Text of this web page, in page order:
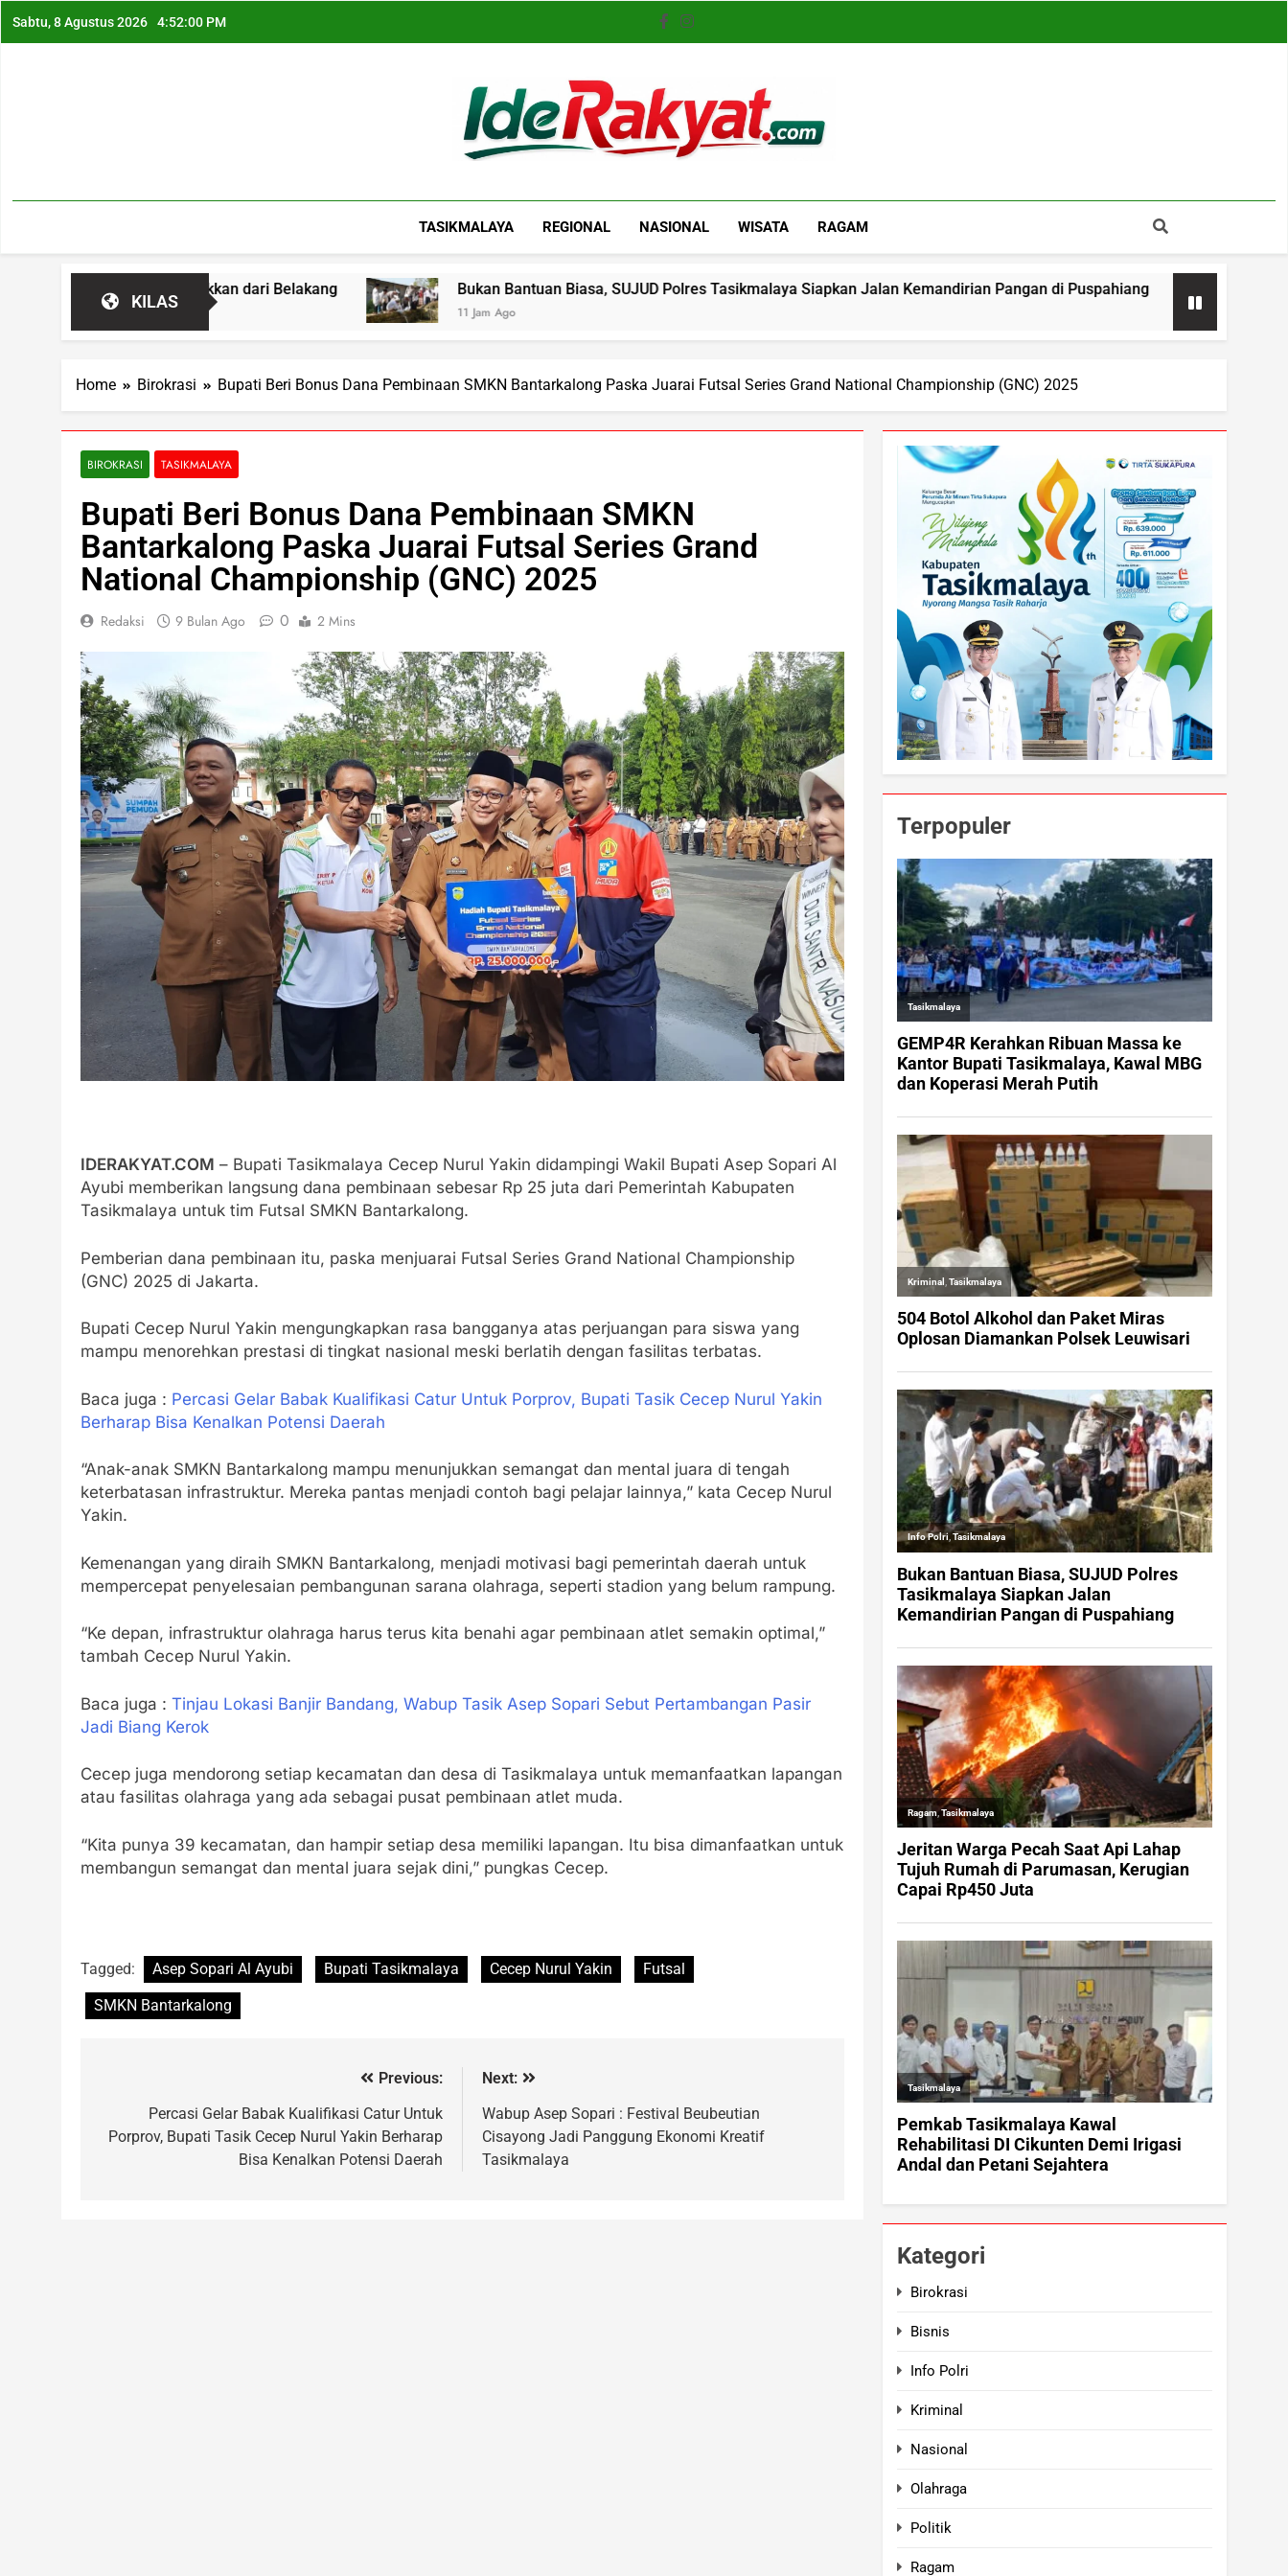
Sabtu, 8 Agustus 2026 4:52:01 PM
Iderakyat.com
TASIKMALAYA REGIONAL NASIONAL WISATA RAGAM
KILAS
Ditabrakkan dari Belakang Bukan Bantuan Biasa, SUJUD Polres Tasikmalaya Siapkan Jalan Kemandirian Pangan di Puspahiang
11 Jam Ago 1 Hari Ago
Home Birokrasi Bupati Beri Bonus Dana Pembinaan SMKN Bantarkalong Paska Juarai Futsal Series Grand National Championship (GNC) 2025
BIROKRASI TASIKMALAYA
Bupati Beri Bonus Dana Pembinaan SMKN
Bantarkalong Paska Juarai Futsal Series Grand
National Championship (GNC) 2025
Redaksi 9 Bulan Ago 0 2 Mins
IDERAKYAT.COM – Bupati Tasikmalaya Cecep Nurul Yakin didampingi Wakil Bupati Asep Sopari Al
Ayubi memberikan langsung dana pembinaan sebesar Rp 25 juta dari Pemerintah Kabupaten
Tasikmalaya untuk tim Futsal SMKN Bantarkalong.
Pemberian dana pembinaan itu, paska menjuarai Futsal Series Grand National Championship
(GNC) 2025 di Jakarta.
Bupati Cecep Nurul Yakin mengungkapkan rasa bangganya atas perjuangan para siswa yang
mampu menorehkan prestasi di tingkat nasional meski berlatih dengan fasilitas terbatas.
Baca juga : Percasi Gelar Babak Kualifikasi Catur Untuk Porprov, Bupati Tasik Cecep Nurul Yakin
Berharap Bisa Kenalkan Potensi Daerah
“Anak-anak SMKN Bantarkalong mampu menunjukkan semangat dan mental juara di tengah
keterbatasan infrastruktur. Mereka pantas menjadi contoh bagi pelajar lainnya,” kata Cecep Nurul
Yakin.
Kemenangan yang diraih SMKN Bantarkalong, menjadi motivasi bagi pemerintah daerah untuk
mempercepat penyelesaian pembangunan sarana olahraga, seperti stadion yang belum rampung.
“Ke depan, infrastruktur olahraga harus terus kita benahi agar pembinaan atlet semakin optimal,”
tambah Cecep Nurul Yakin.
Baca juga : Tinjau Lokasi Banjir Bandang, Wabup Tasik Asep Sopari Sebut Pertambangan Pasir
Jadi Biang Kerok
Cecep juga mendorong setiap kecamatan dan desa di Tasikmalaya untuk memanfaatkan lapangan
atau fasilitas olahraga yang ada sebagai pusat pembinaan atlet muda.
“Kita punya 39 kecamatan, dan hampir setiap desa memiliki lapangan. Itu bisa dimanfaatkan untuk
membangun semangat dan mental juara sejak dini,” pungkas Cecep.
Tagged: Asep Sopari Al Ayubi Bupati Tasikmalaya Cecep Nurul Yakin
Futsal
SMKN Bantarkalong
Previous:
Percasi Gelar Babak Kualifikasi Catur Untuk
Porprov, Bupati Tasik Cecep Nurul Yakin Berharap
Bisa Kenalkan Potensi Daerah
Next:
Wabup Asep Sopari : Festival Beubeutian
Cisayong Jadi Panggung Ekonomi Kreatif
Tasikmalaya
Terpopuler
Kategori
Birokrasi
Bisnis
Info Polri
Kriminal
Nasional
Olahraga
Politik
Ragam